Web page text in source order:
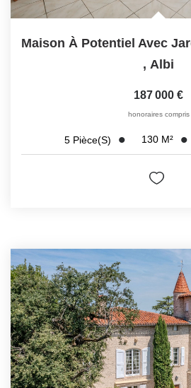
, Albi
187 000 €
honoraires compris
5 Pièce(s) 130 M²